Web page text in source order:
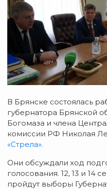
В Брянске состоялась
губернатора Брянской
Богомаза и члена
комиссии РФ Николая
«Стрела».
Они обсуждали ход
голосования. 12, 13 и 14
пройдут выборы